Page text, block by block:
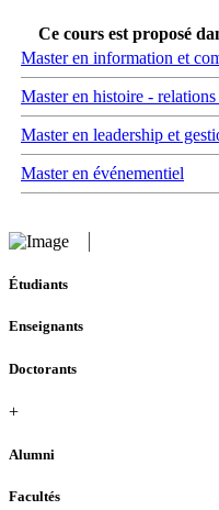
Ce cours est proposé
Master en information et
Master en histoire -
Master en leadership et
Master en événementiel
Étudiants
Enseignants
Doctorants
+
Alumni
Facultés